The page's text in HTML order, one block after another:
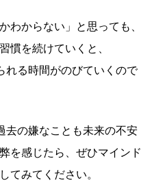
わからない」と思っても、
慣を続けていくと、
れる時間がのびていくので
去の嫌なことも未来の不安
を感じたら、ぜひマインド
てみてください。